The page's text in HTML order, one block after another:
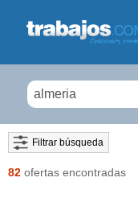
Filtrar búsqueda
82 ofertas encontradas